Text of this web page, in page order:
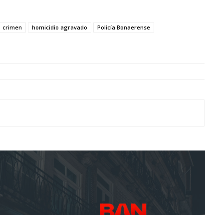
crimen homicidio agravado
Policía Bonaerense